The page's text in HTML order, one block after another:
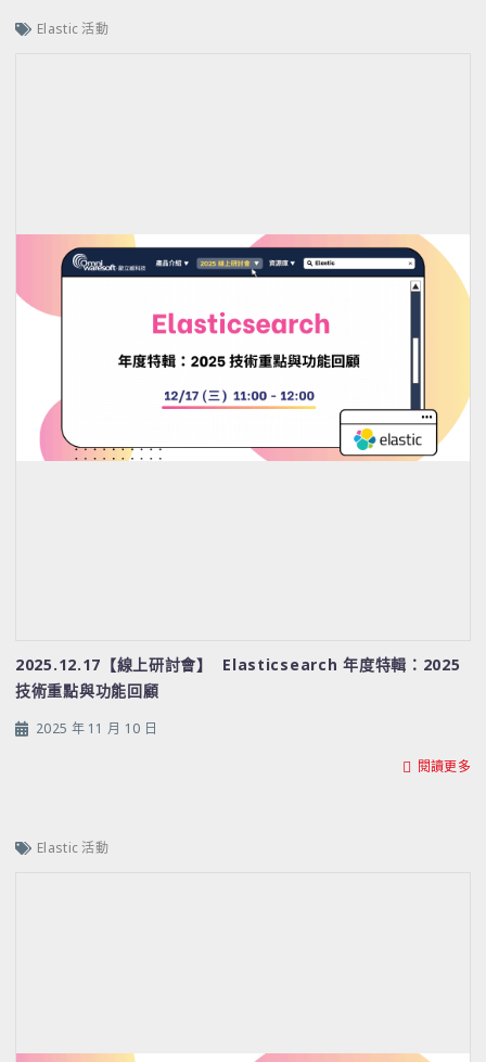
Elastic 活動
2025.12.17【線上研討會】 Elasticsearch 年度特輯：2025
技術重點與功能回顧
2025 年 11 月 10 日
閱讀更多
Elastic 活動